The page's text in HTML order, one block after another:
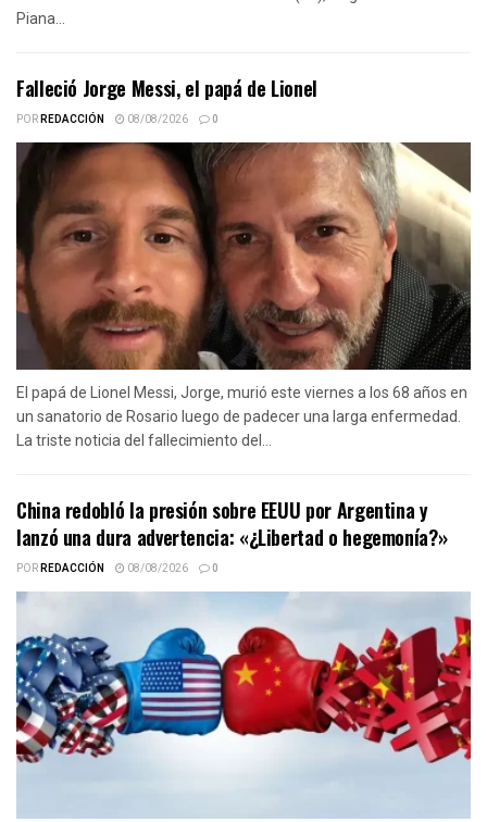
Piana...
Falleció Jorge Messi, el papá de Lionel
PORREDACCIÓN 08/08/2026 0
El papá de Lionel Messi, Jorge, murió este viernes a los 68 años en
un sanatorio de Rosario luego de padecer una larga enfermedad.
La triste noticia del fallecimiento del...
China redobló la presión sobre EEUU por Argentina y
lanzó una dura advertencia: «¿Libertad o hegemonía?»
PORREDACCIÓN 08/08/2026 0